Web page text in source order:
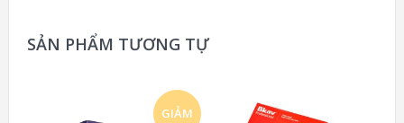
SẢN PHẨM TƯƠNG TỰ
GIẢM